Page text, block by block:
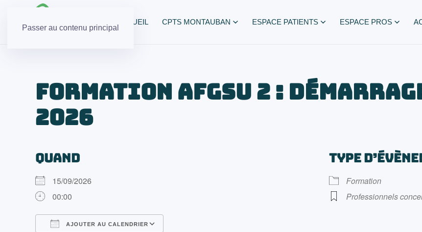
Passer au contenu principal
ACCUEIL CPTS MONTAUBAN ESPACE PATIENTS ESPACE PROS
Formation AFGSU 2 :
2026
QUAND
15/09/2026
00:00
AJOUTER AU CALENDRIER
TYPE
Formation
Professionnels